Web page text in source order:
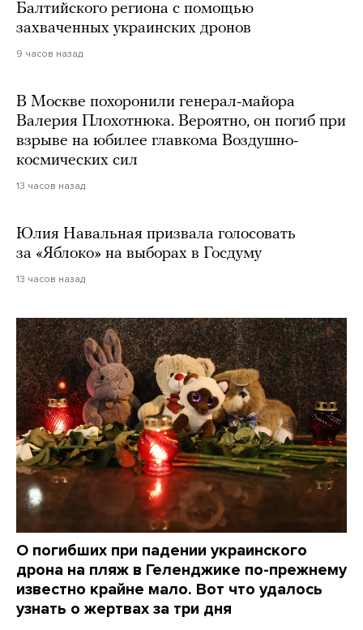
Балтийского региона с помощью
захваченных украинских дронов
9 часов назад
В Москве похоронили генерал-майора
Валерия Плохотнюка. Вероятно, он погиб при
взрыве на юбилее главкома Воздушно-
космических сил
13 часов назад
Юлия Навальная призвала голосовать
за «Яблоко» на выборах в Госдуму
13 часов назад
О погибших при падении украинского
дрона на пляж в Геленджике по-прежнему
известно крайне мало. Вот что удалось
узнать о жертвах за три дня